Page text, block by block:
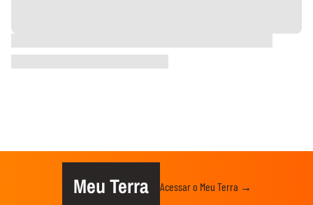
Meu Terra Acessar o Meu Terra →